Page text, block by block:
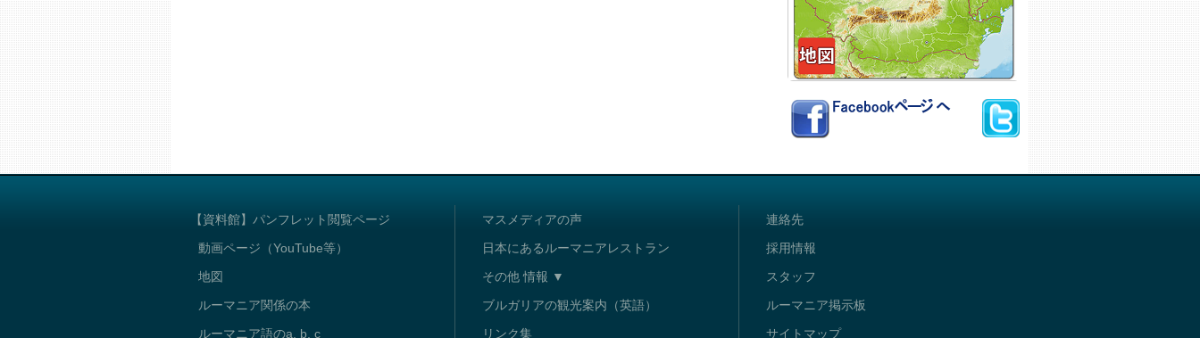
【資料館】パンフレット閲覧ページ
動画ページ（YouTube等）
地図
ルーマニア関係の本
ルーマニア語のa, b, c
マスメディアの声
日本にあるルーマニアレストラン
その他 情報 ▼
ブルガリアの観光案内（英語）
リンク集
連絡先
採用情報
スタッフ
ルーマニア掲示板
サイトマップ